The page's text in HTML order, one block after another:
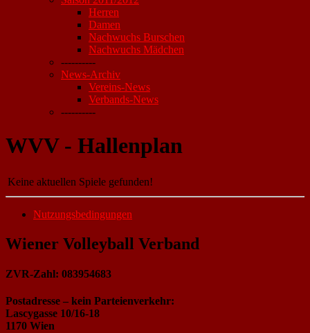
Herren
Damen
Nachwuchs Burschen
Nachwuchs Mädchen
----------
News-Archiv
Vereins-News
Verbands-News
----------
WVV - Hallenplan
Keine aktuellen Spiele gefunden!
Nutzungsbedingungen
Wiener Volleyball Verband
ZVR-Zahl: 083954683
Postadresse – kein Parteienverkehr:
Lascygasse 10/16-18
1170 Wien